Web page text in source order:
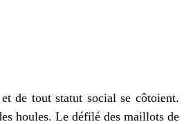
de tout statut social se côtoient.
houles. Le défilé des maillots de